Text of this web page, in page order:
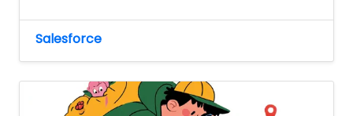
Salesforce